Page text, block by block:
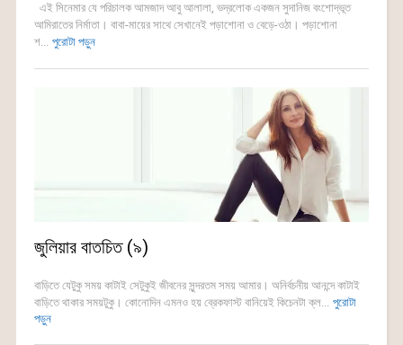
এই সিনেমার যে পরিচালক আমজাদ আবু আলালা, ভদ্রলোক একজন সুদানিজ বংশোদ্ভূত
আমিরাতের নির্মাতা। বাবা-মায়ের সাথে সেখানেই পড়াশোনা ও বেড়ে-ওঠা। পড়াশোনা
শ... পুরোটা পড়ুন
জুলিয়ার বাতচিত (৯)
বাড়িতে যেটুকু সময় কাটাই সেটুকুই জীবনের সুন্দরতম সময় আমার। অনির্বচনীয় আনন্দে কাটাই
বাড়িতে থাকার সময়টুকু। কোনোদিন এমনও হয় ব্রেকফাস্ট বানিয়েই কিচেনটা ক্ল... পুরোটা
পড়ুন